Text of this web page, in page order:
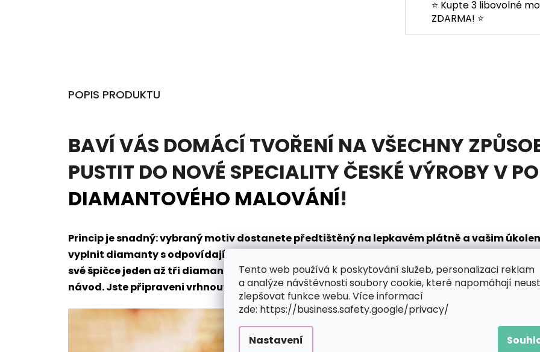
Tento web používá k poskytování služeb, personalizaci reklam
a analýze návštěvnosti soubory cookie, které napomáhají
zlepšovat funkce webu. Více informací
zde: https://business.safety.google/privacy/
Nastavení
⭐ Kupte 3 libovolné
ZDARMA! ⭐
POPIS PRODUKTU
BAVÍ VÁS DOMÁCÍ TVOŘENÍ NA VŠECHNY
PUSTIT DO NOVÉ SPECIALITY ČESKÉ VÝROBY V
DIAMANTOVÉHO MALOVÁNÍ!
Princip je snadný: vybraný motiv dostanete předtištěný na lepkavém plátně a vašim
vyplnit diamanty s odpovídajícím označením. K tomu vám pomůže
své špičce jeden až tři diamanty najednou. V sadě obdržíte také mističku na nabírání
návod. Jste připraveni vrhnout se do třpytivého světa zábavy?